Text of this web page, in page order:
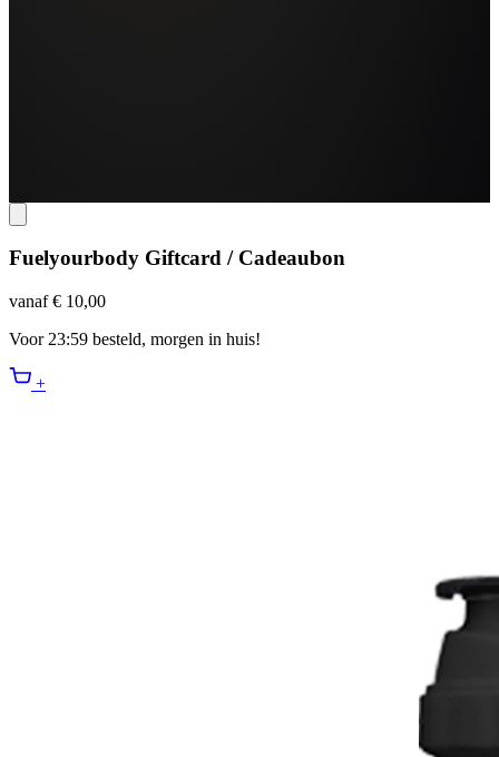
Fuelyourbody Giftcard / Cadeaubon
vanaf € 10,00
Voor 23:59 besteld, morgen in huis!
+